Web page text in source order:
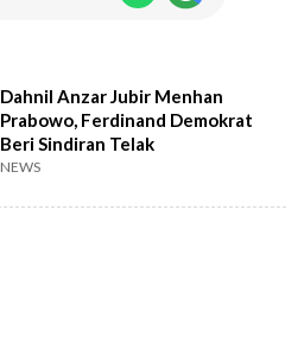
Dahnil Anzar Jubir Menhan
Prabowo, Ferdinand Demokrat
Beri Sindiran Telak
NEWS